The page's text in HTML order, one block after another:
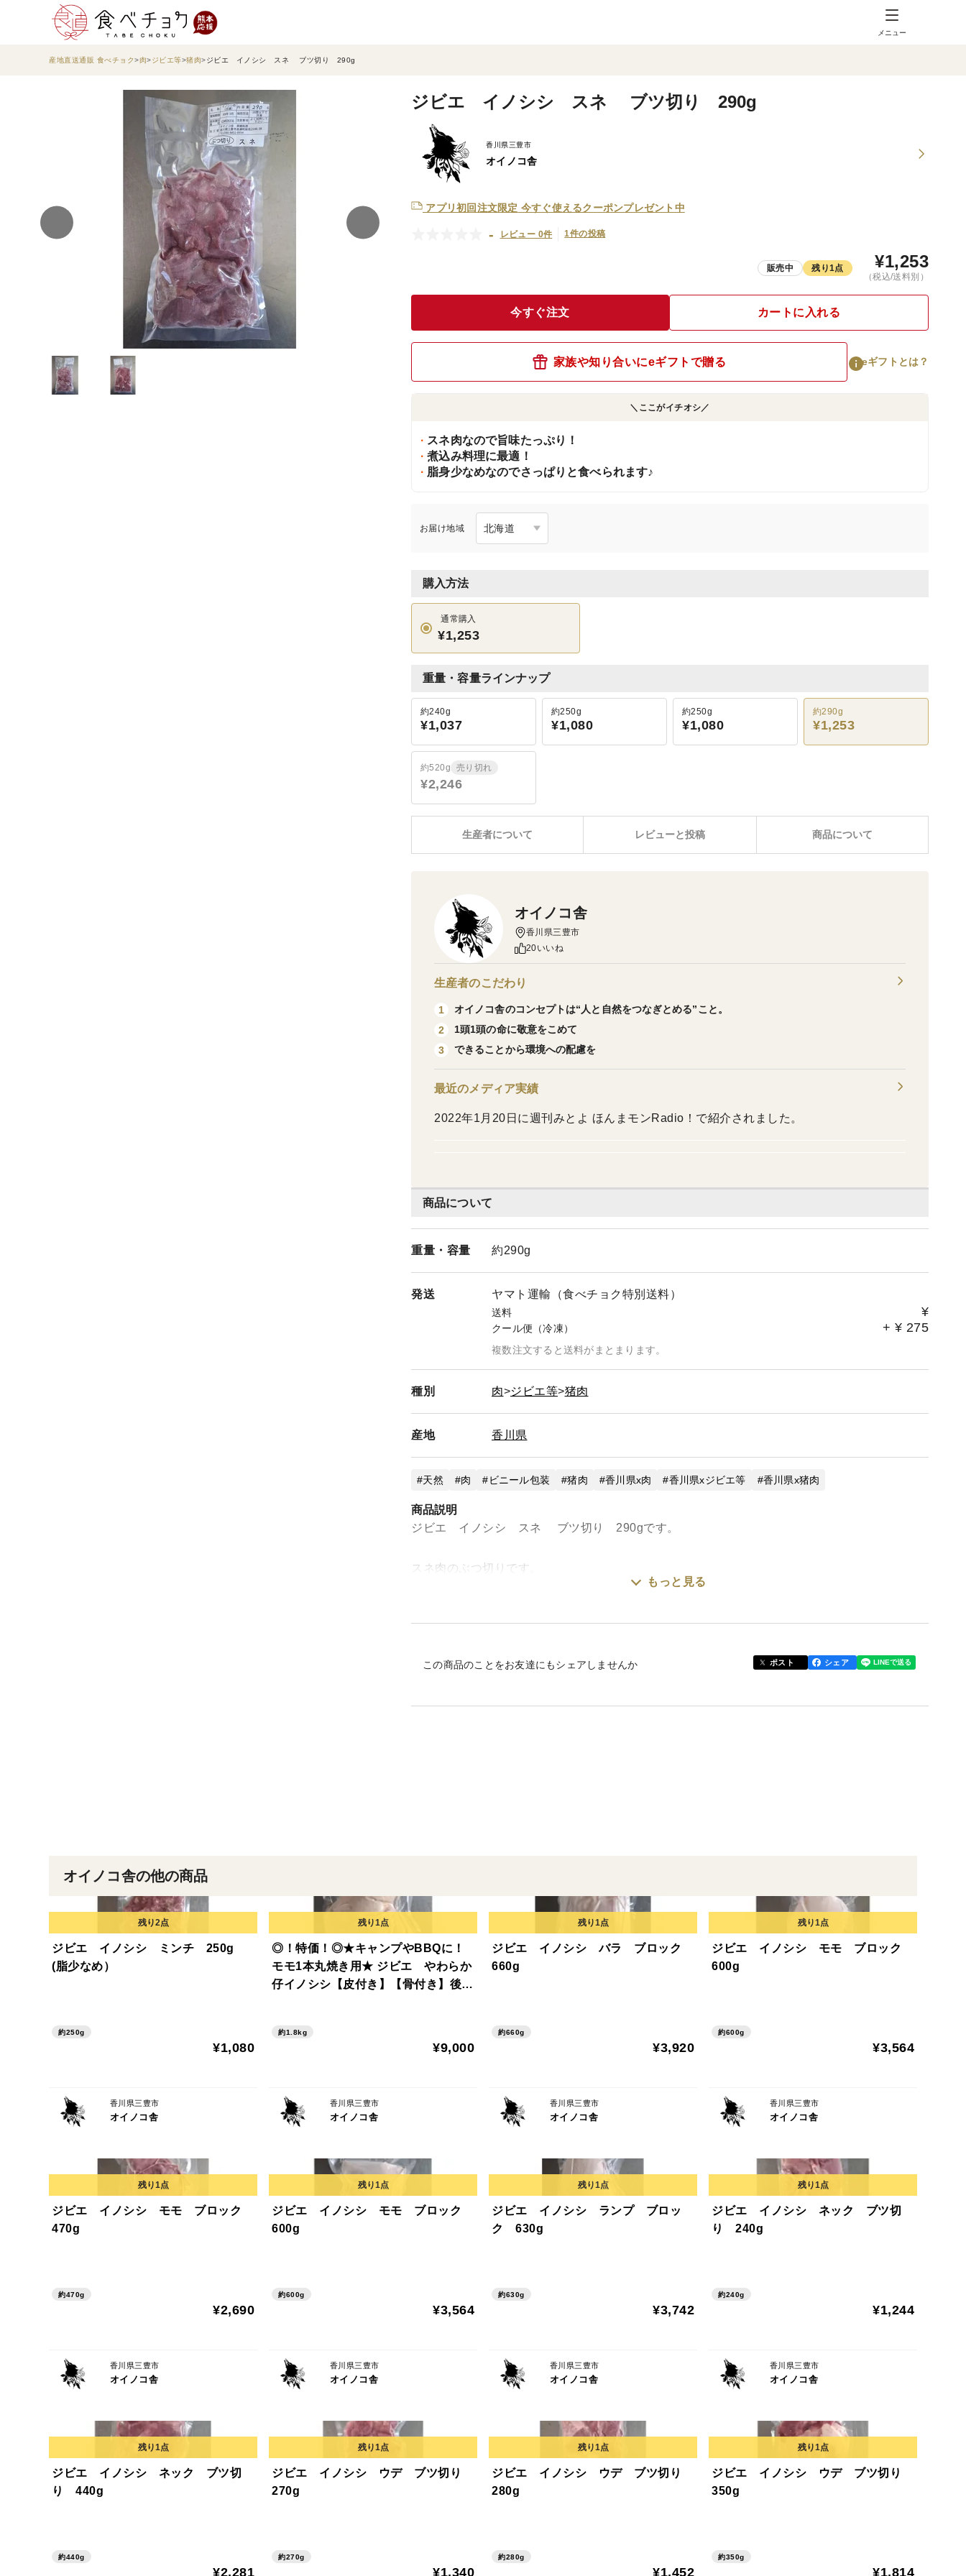
メニュー
産地直送通販 食べチョク 肉 ジビエ等 猪肉 ジビエ イノシシ スネ ブツ切り 290g
ジビエ イノシシ スネ ブツ切り 290g
香川県三豊市
オイノコ舎
アプリ初回注文限定 今すぐ使えるクーポンプレゼント中
- レビュー 0件 1件の投稿
販売中 残り1点 ¥1,253
（税込/送料別）
今すぐ注文 カートに入れる
家族や知り合いにeギフトで贈る eギフトとは？
＼ここがイチオシ／
スネ肉なので旨味たっぷり！
煮込み料理に最適！
脂身少なめなのでさっぱりと食べられます♪
お届け地域
購入方法
通常購入
¥1,253
重量・容量ラインナップ
約240g
¥1,037
約250g
¥1,080
約250g
¥1,080
約290g
¥1,253
約520g 売り切れ
¥2,246
レビューと投稿 商品について
生産者について
商品について
重量・ 容量 約290g
発送 ヤマト運輸（食べチョク特別送料）
送料 ¥
クール便（冷凍） + ¥ 275
複数注文すると送料がまとまります。
種別 肉 ジビエ等 猪肉
産地 香川県
天然 肉 ビニール包装 猪肉 香川県x肉 香川県xジビエ等 香川県x猪肉
商品説明
ジビエ イノシシ スネ ブツ切り 290gです。
スネ肉のぶつ切りです。
筋の多い部位は旨味が強く、煮込み料理に最適です。
もっと見る
この商品のことをお友達にもシェアしませんか ポスト シェア
オイノコ舎
香川県三豊市
20いいね
生産者のこだわり
1
オイノコ舎のコンセプトは“人と自然をつなぎとめる”こと。
2
1頭1頭の命に敬意をこめて
3
できることから環境への配慮を
最近のメディア実績
2022年1月20日に週刊みとよ ほんまモンRadio！で紹介されました。
オイノコ舎の他の商品
ジビエ イノシシ ミンチ 250g
(脂少なめ）
約250g
¥1,080
香川県三豊市
オイノコ舎
◎！特価！◎★キャンプやBBQに！
モモ1本丸焼き用★ ジビエ やわらか
仔イノシシ【皮付き】【骨付き】後
約1.8kg
¥9,000
香川県三豊市
オイノコ舎
ジビエ イノシシ バラ ブロック
660g
約660g
¥3,920
香川県三豊市
オイノコ舎
ジビエ イノシシ モモ ブロック
600g
約600g
¥3,564
香川県三豊市
オイノコ舎
ジビエ イノシシ モモ ブロック
470g
約470g
¥2,690
香川県三豊市
オイノコ舎
ジビエ イノシシ モモ ブロック
600g
約600g
¥3,564
香川県三豊市
オイノコ舎
ジビエ イノシシ ランプ ブロッ
ク 630g
約630g
¥3,742
香川県三豊市
オイノコ舎
ジビエ イノシシ ネック ブツ切
り 240g
約240g
¥1,244
香川県三豊市
オイノコ舎
ジビエ イノシシ ネック ブツ切
り 440g
約440g
¥2,281
ジビエ イノシシ ウデ ブツ切り
270g
約270g
¥1,340
ジビエ イノシシ ウデ ブツ切り
280g
約280g
¥1,452
ジビエ イノシシ ウデ ブツ切り
350g
約350g
¥1,814